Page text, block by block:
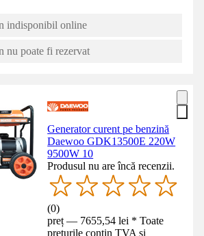
indisponibil online
nu poate fi rezervat
Generator curent pe benzină
Daewoo GDK13500E 220W
9500W 10
Produsul nu are încă recenzii.
(0)
preț — 7655,54 lei * Toate
prețurile conțin TVA și